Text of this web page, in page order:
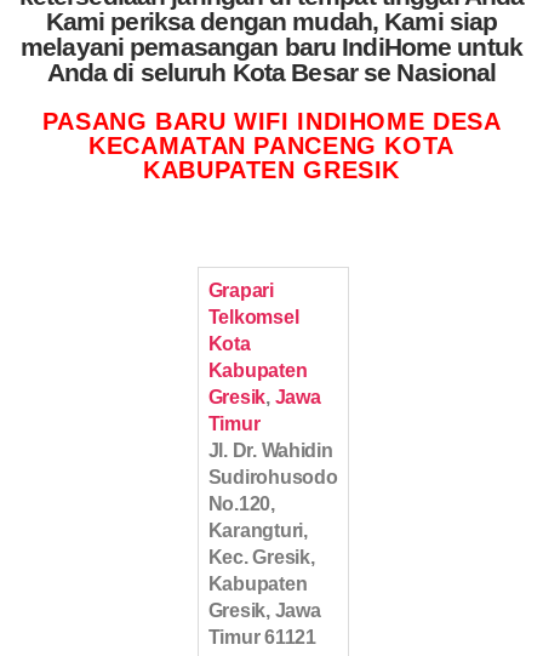
Kami periksa dengan mudah, Kami siap
melayani pemasangan baru IndiHome untuk
Anda di seluruh Kota Besar se Nasional
PASANG BARU WIFI INDIHOME DESA
KECAMATAN PANCENG KOTA
KABUPATEN GRESIK
Grapari
Telkomsel
Kota
Kabupaten
Gresik, Jawa
Timur
Jl. Dr. Wahidin
Sudirohusodo
No.120,
Karangturi,
Kec. Gresik,
Kabupaten
Gresik, Jawa
Timur 61121